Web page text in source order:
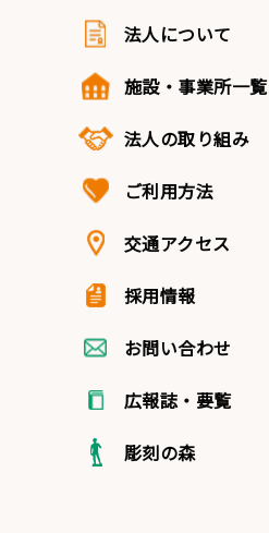
法人について
施設・事業所一覧
法人の取り組み
ご利用方法
交通アクセス
採用情報
お問い合わせ
広報誌・要覧
彫刻の森